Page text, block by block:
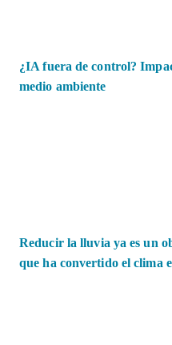
¿IA fuera de control?
medio ambiente
Reducir la lluvia ya es un
que ha convertido el clima